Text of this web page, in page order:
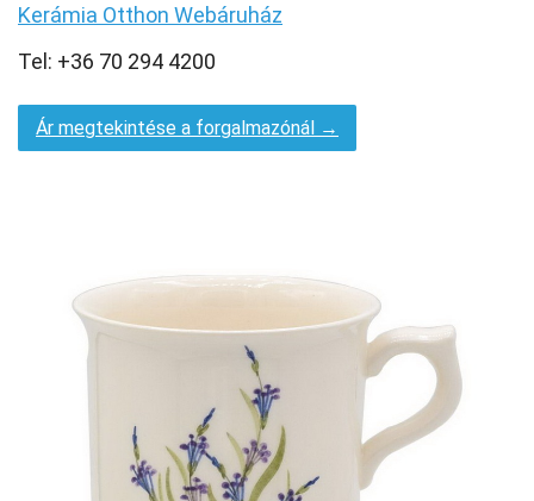
Kerámia Otthon Webáruház
Tel: +36 70 294 4200
Ár megtekintése a forgalmazónál →